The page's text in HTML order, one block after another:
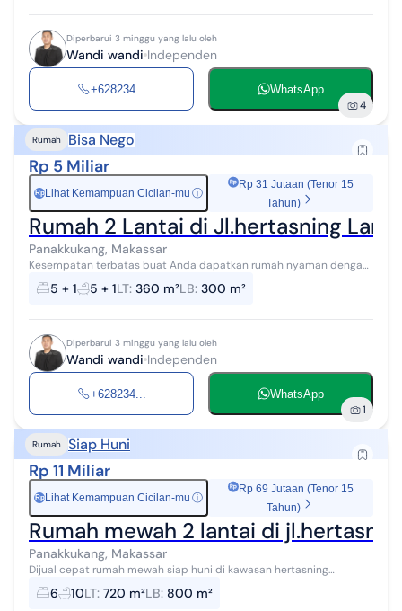
Diperbarui 3 minggu yang lalu oleh
Wandi wandi Independen
+628234... WhatsApp
4
Rumah Bisa Nego
Rp 5 Miliar
Rp Lihat Kemampuan Cicilan-mu ⓘ
Rp 31 Jutaan (Tenor 15
Tahun)
Rumah 2 Lantai di Jl.hertasning
Panakkukang, Makassar
Kesempatan terbatas buat Anda dapatkan rumah nyaman dengan
return investasi tinggi di Panakkukang, Makassar. Rumah ini
menawarkan lokasi yang stra...
5 + 1 5 + 1LT: 360 m²LB: 300 m²
Diperbarui 3 minggu yang lalu oleh
Wandi wandi Independen
+628234... WhatsApp
1
Rumah Siap Huni
Rp 11 Miliar
Rp Lihat Kemampuan Cicilan-mu ⓘ
Rp 69 Jutaan (Tenor 15
Tahun)
Rumah mewah 2 lantai di
Panakkukang, Makassar
Dijual cepat rumah mewah siap huni di kawasan hertasning
makassar dekat dari jl.pettarani dan panakkukang kondisi terawat
6 10LT: 720 m²LB: 800 m²